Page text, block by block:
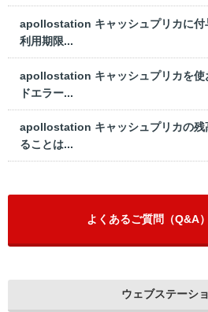
apollostation キャッシュプリカに付
利用期限...
apollostation キャッシュプリカを使
ドエラー...
apollostation キャッシュプリカの残
ることは...
よくあるご質問（Q&A
ウェブステーシ